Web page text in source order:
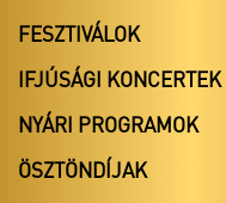
FESZTIVÁLOK
IFJÚSÁGI KONCERTEK
NYÁRI PROGRAMOK
ÖSZTÖNDÍJAK